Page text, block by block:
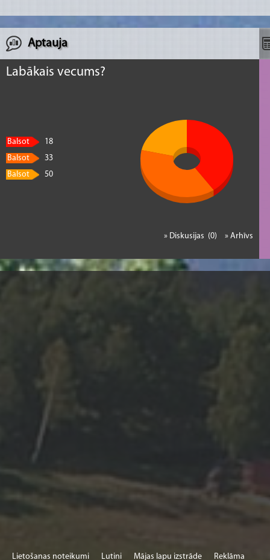
Aptauja
Labākais vecums?
Balsot
18
Balsot
33
Balsot
50
» Arhīvs
» Diskusijas (0)
Lietošanas noteikumi Lutini Mājas lapu izstrāde Reklāma